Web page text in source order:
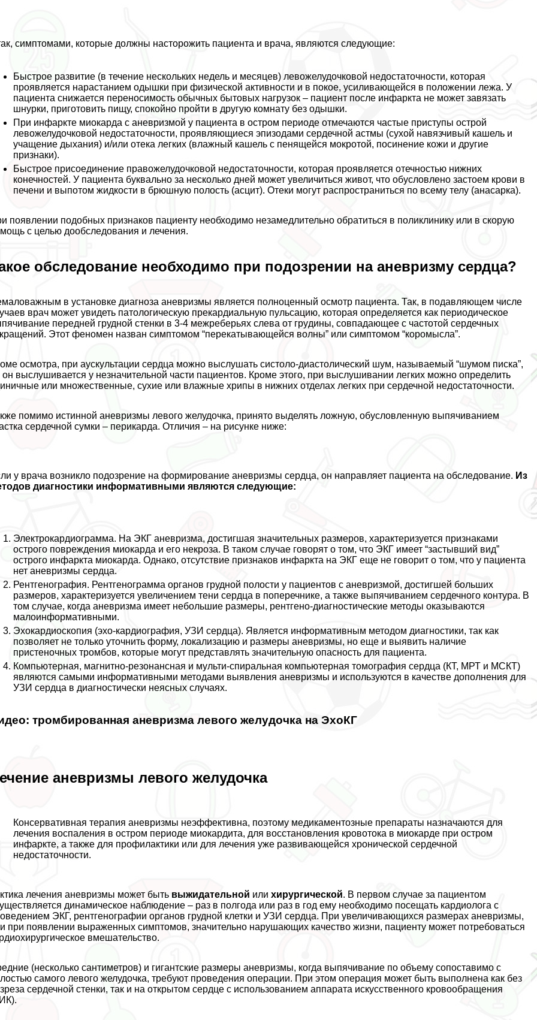
симптомами, которые должны насторожить пациента и врача, являются следующие:
Быстрое развитие (в течение нескольких недель и месяцев) левожелудочковой недостаточности, которая
проявляется нарастанием одышки при физической активности и в покое, усиливающейся в положении лежа. У
пациента снижается переносимость обычных бытовых нагрузок – пациент после инфаркта не может завязать
шнурки, приготовить пищу, спокойно пройти в другую комнату без одышки.
При инфаркте миокарда с аневризмой у пациента в остром периоде отмечаются частые приступы острой
левожелудочковой недостаточности, проявляющиеся эпизодами сердечной астмы (сухой навязчивый кашель и
учащение дыхания) и/или отека легких (влажный кашель с пенящейся мокротой, посинение кожи и другие
признаки).
Быстрое присоединение правожелудочковой недостаточности, которая проявляется отечностью нижних
конечностей. У пациента буквально за несколько дней может увеличиться живот, что обусловлено застоем крови в
печени и выпотом жидкости в брюшную полость (асцит). Отеки могут распространиться по всему телу (анасарка).
появлении подобных признаков пациенту необходимо незамедлительно обратиться в поликлинику или в скорую
с целью дообследования и лечения.
обследование необходимо при подозрении на аневризму сердца?
в установке диагноза аневризмы является полноценный осмотр пациента. Так, в подавляющем числе
врач может увидеть патологическую прекардиальную пульсацию, которая определяется как периодическое
передней грудной стенки в 3-4 межреберьях слева от гpyдины, совпадающее с частотой сердечных
Этот феномен назван симптомом “перекатывающейся волны” или симптомом “коромысла”.
осмотра, при аускультации сердца можно выслушать систоло-диастолический шум, называемый “шумом писка”,
он выслушивается у незначительной части пациентов. Кроме этого, при выслушивании легких можно определить
или множественные, сухие или влажные хрипы в нижних отделах легких при сердечной недостаточности.
помимо истинной аневризмы левого желудочка, принято выделять ложную, обусловленную выпячиванием
сердечной сумки – перикарда. Отличия – на рисунке ниже:
у врача возникло подозрение на формирование аневризмы сердца, он направляет пациента на обследование. Из
диагностики информативными являются следующие:
Электрокардиограмма. На ЭКГ аневризма, достигшая значительных размеров, хаpaктеризуется признаками
острого повреждения миокарда и его некроза. В таком случае говорят о том, что ЭКГ имеет “застывший вид”
острого инфаркта миокарда. Однако, отсутствие признаков инфаркта на ЭКГ еще не говорит о том, что у пациента
нет аневризмы сердца.
Рентгенография. Рентгенограмма органов грудной полости у пациентов с аневризмой, достигшей больших
размеров, хаpaктеризуется увеличением тени сердца в поперечнике, а также выпячиванием сердечного контура. В
том случае, когда аневризма имеет небольшие размеры, рентгено-диагностические методы оказываются
малоинформативными.
Эхокардиоскопия (эхо-кардиография, УЗИ сердца). Является информативным методом диагностики, так как
позволяет не только уточнить форму, локализацию и размеры аневризмы, но еще и выявить наличие
пристеночных тромбов, которые могут представлять значительную опасность для пациента.
Компьютерная, магнитно-резонансная и мульти-спиральная компьютерная томография сердца (КТ, МРТ и МСКТ)
являются самыми информативными методами выявления аневризмы и используются в качестве дополнения для
УЗИ сердца в диагностически неясных случаях.
тромбированная аневризма левого желудочка на ЭхоКГ
аневризмы левого желудочка
Консервативная терапия аневризмы неэффективна, поэтому медикаментозные препараты назначаются для
лечения воспаления в остром периоде миокардита, для восстановления кровотока в миокарде при остром
инфаркте, а также для профилактики или для лечения уже развивающейся хронической сердечной
недостаточности.
лечения аневризмы может быть выжидательной илихирургической. В первом случае за пациентом
динамическое наблюдение – раз в полгода или раз в год ему необходимо посещать кардиолога с
ЭКГ, рентгенографии органов грудной клетки и УЗИ сердца. При увеличивающихся размерах аневризмы,
при появлении выраженных симптомов, значительно нарушающих качество жизни, пациенту может потребоваться
вмешательство.
(несколько сантиметров) и гигантские размеры аневризмы, когда выпячивание по объему сопоставимо с
самого левого желудочка, требуют проведения операции. При этом операция может быть выполнена как без
сердечной стенки, так и на открытом сердце с использованием аппарата искусственного кровообращения